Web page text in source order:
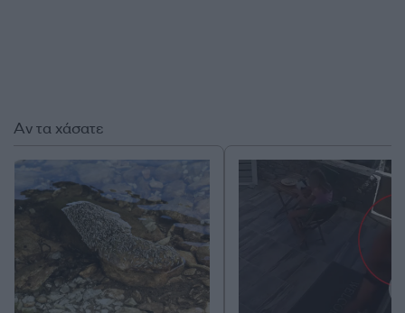
Αν τα χάσατε